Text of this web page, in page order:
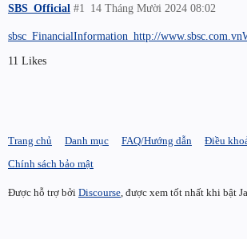
SBS_Official 14 Tháng Mười 2024 08:02
#1
sbsc_FinancialInformation_http://
11 Likes
Trang chủ Danh mục FAQ/Hướng dẫn
Điều
Chính sách bảo mật
Được hỗ trợ bởi Discourse , được xem tốt nhất khi bật